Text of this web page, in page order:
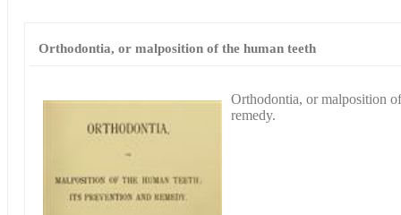
Orthodontia, or malposition of the human teeth
Orthodontia, or malposition
remedy.